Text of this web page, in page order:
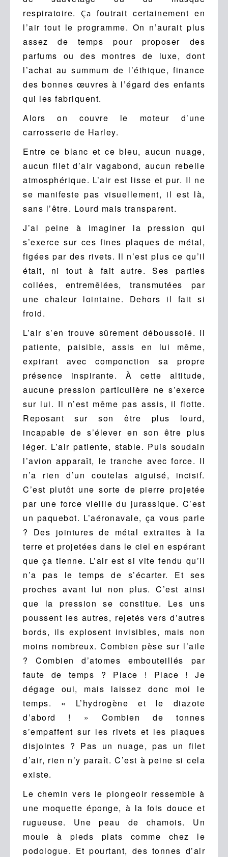
respiratoire.
Çafoutrait certainement en
l’air tout le programme. On n’aurait plus
assez de temps pour proposer des
parfums ou des montres de luxe, dont
l’achat au summum de l’éthique, finance
des bonnes œuvres à l’égard des enfants
qui les fabriquent.
Alors on couvre le moteur d’une
carrosserie de Harley.
Entre ce blanc et ce bleu, aucun nuage,
aucun filet d’air vagabond, aucun rebelle
atmosphérique. L’air est lisse et pur. Il ne
se manifeste pas visuellement, il est là,
sans l’être. Lourd mais transparent.
J’ai peine à imaginer la pression qui
s’exerce sur ces fines plaques de métal,
figées par des rivets. Il n’est plus ce qu’il
était, ni tout à fait autre. Ses parties
collées, entremêlées, transmutées par
une chaleur lointaine. Dehors il fait si
froid.
L’air s’en trouve sûrement déboussolé. Il
patiente, paisible, assis en lui même,
expirant avec componction sa propre
présence inspirante. À cette altitude,
aucune pression particulière ne s’exerce
sur lui. Il n’est même pas assis, il flotte.
Reposant sur son être plus lourd,
incapable de s’élever en son être plus
léger. L’air patiente, stable. Puis soudain
l’avion apparaît, le tranche avec force. Il
n’a rien d’un coutelas aiguisé, incisif.
C’est plutôt une sorte de pierre projetée
par une force vieille du jurassique. C’est
un paquebot. L’aéronavale, ça vous parle
? Des jointures de métal extraites à la
terre et projetées dans le ciel en espérant
que ça tienne. L’air est si vite fendu qu’il
n’a pas le temps de s’écarter. Et ses
proches avant lui non plus. C’est ainsi
que la pression se constitue. Les uns
poussent les autres, rejetés vers d’autres
bords, ils explosent invisibles, mais non
moins nombreux. Combien pèse sur l’aile
? Combien d’atomes embouteillés par
faute de temps ? Place ! Place ! Je
dégage oui, mais laissez donc moi le
temps. « L’hydrogène et le diazote
d’abord ! » Combien de tonnes
s’empaffent sur les rivets et les plaques
disjointes ? Pas un nuage, pas un filet
d’air, rien n’y paraît. C’est à peine si cela
existe.
Le chemin vers le plongeoir ressemble à
une moquette éponge, à la fois douce et
rugueuse. Une peau de chamois. Un
moule à pieds plats comme chez le
podologue. Et pourtant, des tonnes d’air